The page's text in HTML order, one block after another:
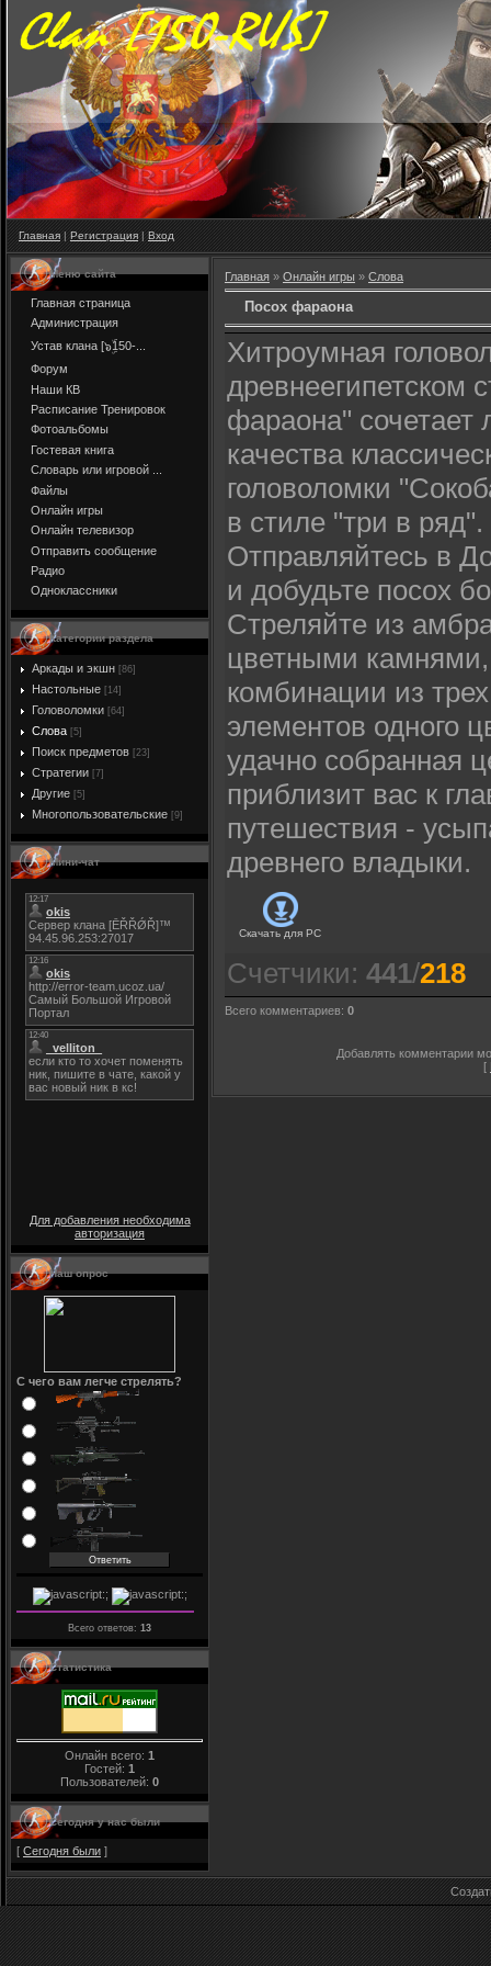
Главная |Регистрация|Вход
Меню сайта
Главная страница
Администрация
Устав клана [๖ۣۜ150-...
Форум
Наши КВ
Расписание Тренировок
Фотоальбомы
Гостевая книга
Словарь или игровой ...
Файлы
Онлайн игры
Онлайн телевизор
Отправить сообщение
Радио
Одноклассники
Категории раздела
Аркады и экшн [86]
Настольные [14]
Головоломки [64]
Слова [5]
Поиск предметов [23]
Стратегии [7]
Другие [5]
Многопользовательские [9]
Мини-чат
Для добавления необходима
авторизация
Наш опрос
С чего вам легче стрелять?
Всего ответов: 13
Статистика
Онлайн всего: 1
Гостей: 1
Пользователей: 0
Сегодня у нас были
[ Сегодня были ]
Главная » Онлайн игры » Слова
Посох фараона
Хитроумная
древнеегипетском
фараона" сочетает
качества
головоломки
в стиле "три в ряд".
Отправляйтесь в
и добудьте посох
Стреляйте из
цветными
комбинации из
элементов одного
удачно собранная
приблизит вас к
путешествия -
древнего владыки.
Скачать для PC
Счетчики: 441/218
Всего комментариев: 0
Добавлять комментарии
[